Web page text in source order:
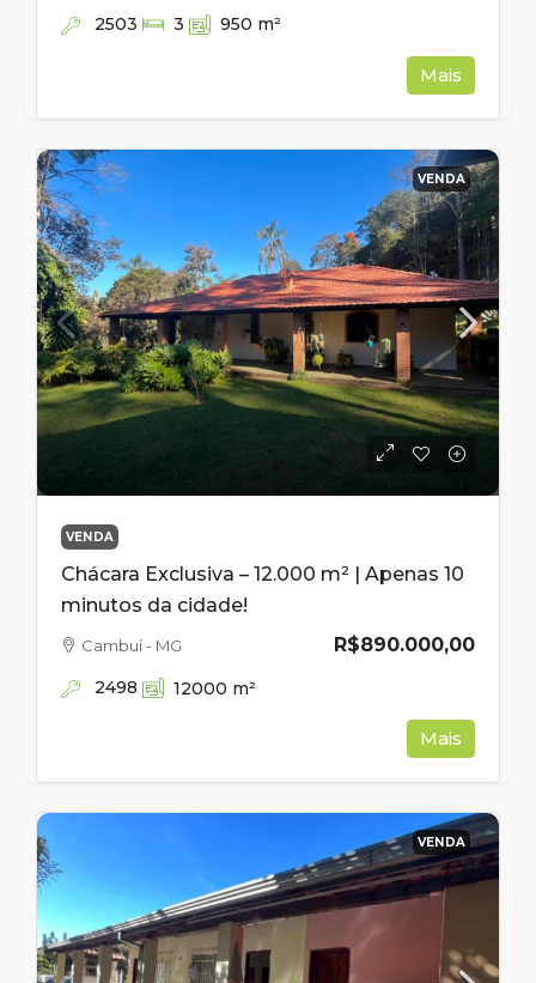
2503 3 950 m²
Mais
VENDA
VENDA
Chácara Exclusiva – 12.000 m² | Apenas 10
minutos da cidade!
R$890.000,00
Cambuí - MG
2498 12000 m²
Mais
VENDA